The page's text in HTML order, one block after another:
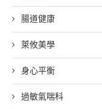
腸道健康
萊攸美學
身心平衡
過敏氣喘科